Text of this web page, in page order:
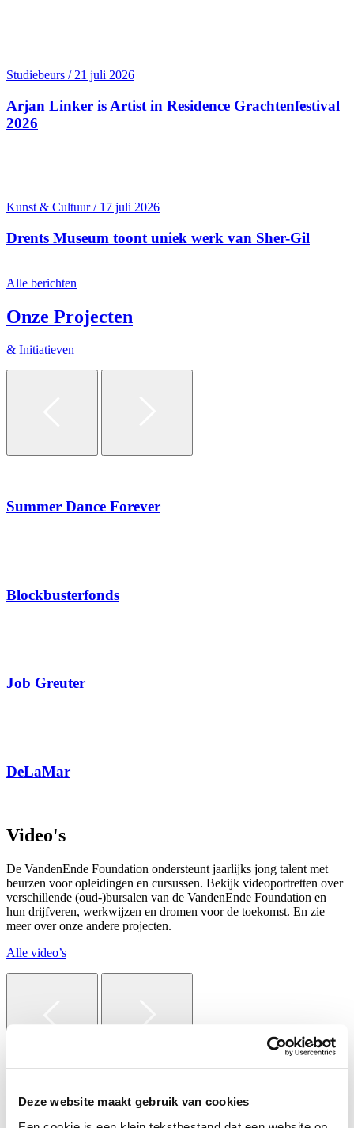
Deze website maakt gebruik van cookies
Studiebeurs / 21 juli 2026
Arjan Linker is Artist in Residence Grachten­festival
2026
Kunst & Cultuur / 17 juli 2026
Drents Museum toont uniek werk van Sher-Gil
Alle berichten
Onze Projecten
& Initiatieven
Summer Dance Forever
Blockbusterfonds
Job Greuter
DeLaMar
Video's
De VandenEnde Foundation ondersteunt jaarlijks jong talent met
beurzen voor opleidingen en cursussen. Bekijk videoportretten over
verschillende (oud-)bursalen van de VandenEnde Foundation en
hun drijfveren, werkwijzen en dromen voor de toekomst. En zie
meer over onze andere projecten.
Alle video’s
Djavan van de Fliert